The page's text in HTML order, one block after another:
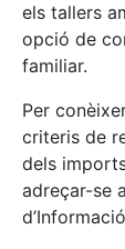
els tallers
opció de
familiar.
Per
criteris de
dels
adreçar-se